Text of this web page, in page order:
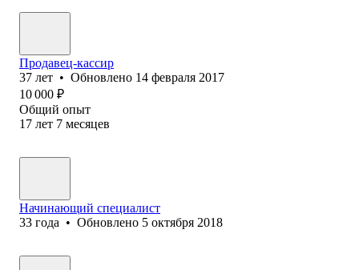
Продавец-кассир
37 лет • Обновлено 14 февраля 2017
10 000 ₽
Общий опыт
17 лет 7 месяцев
Начинающий специалист
33 года • Обновлено 5 октября 2018